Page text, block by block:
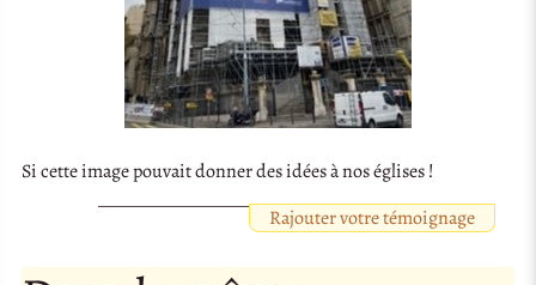
Si cette image pouvait donner des idées à nos églises !
Rajouter votre témoignage